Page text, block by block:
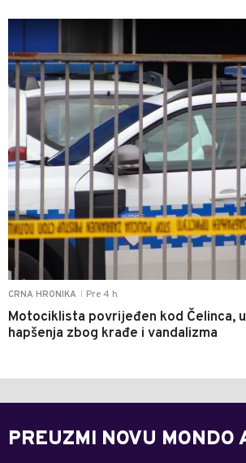
CRNA HRONIKA Pre 4 h
Motociklista povrijeđen kod Čelinca,
hapšenja zbog krađe i vandalizma
PREUZMI NOVU MONDO